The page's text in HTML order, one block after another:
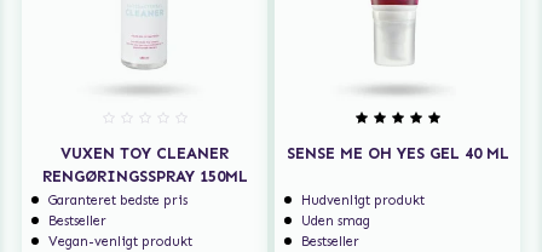
VUXEN TOY CLEANER
RENGØRINGSSPRAY 150ML
Garanteret bedste pris
Bestseller
Vegan-venligt produkt
SENSE ME OH YES GEL 40 ML
Hudvenligt produkt
Uden smag
Bestseller